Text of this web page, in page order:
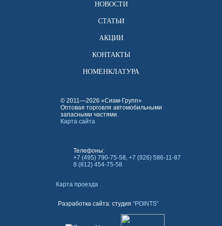
НОВОСТИ
СТАТЬИ
АКЦИИ
КОНТАКТЫ
НОМЕНКЛАТУРА
© 2011—2026 «Сиам-Групп»
Оптовая торговля автомобильными
запасными частями.
Карта сайта
Телефоны:
+7 (495) 790-75-58, +7 (926) 586-11-87
8 (812) 454-75-58
Карта проезда
Разработка сайта: студия “POINTS”